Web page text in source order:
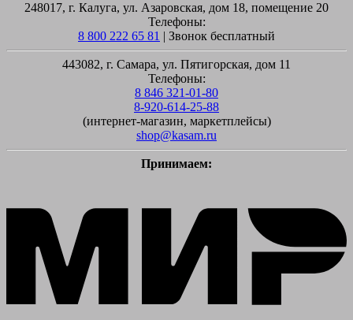
248017, г. Калуга, ул. Азаровская, дом 18, помещение 20
Телефоны:
8 800 222 65 81 | Звонок бесплатный
443082, г. Самара, ул. Пятигорская, дом 11
Телефоны:
8 846 321-01-80
8-920-614-25-88
(интернет-магазин, маркетплейсы)
shop@kasam.ru
Принимаем: